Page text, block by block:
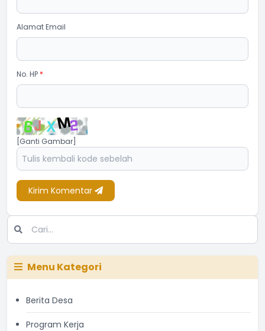
Alamat Email
No. HP *
[Ganti Gambar]
Kirim Komentar
Menu Kategori
Berita Desa
Program Kerja